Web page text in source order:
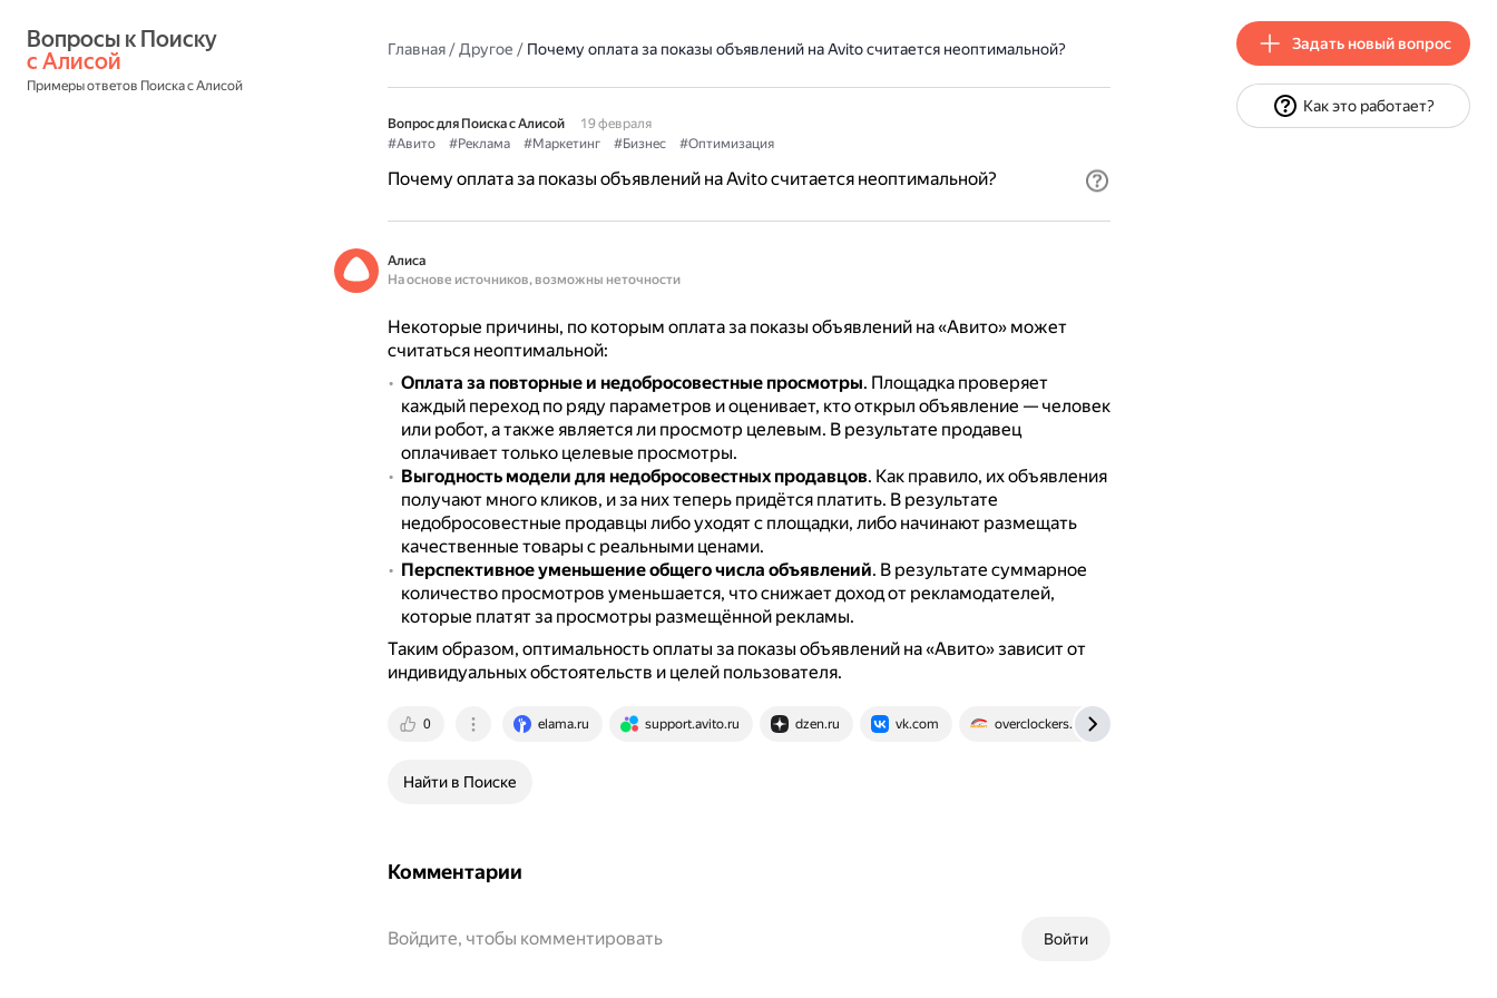
с Алисой
Примеры ответов Поиска с Алисой
Главная/Другое / Почему оплата за показы объявлений на Avito считается неоптимальной?
Вопрос для Поиска с Алисой
19 февраля
#Авито
#Реклама #Маркетинг #Бизнес #Оптимизация
Почему оплата за показы объявлений на Avito считается неоптимальной?
Алиса
На основе источников, возможны неточности
Некоторые причины, по которым оплата за показы объявлений на «Авито» может
считаться неоптимальной:
Оплата за повторные и недобросовестные просмотры. Площадка проверяет
каждый переход по ряду параметров и оценивает, кто открыл объявление — человек
или робот, а также является ли просмотр целевым. В результате продавец
оплачивает только целевые просмотры.
Выгодность модели для недобросовестных продавцов. Как правило, их объявления
получают много кликов, и за них теперь придётся платить. В результате
недобросовестные продавцы либо уходят с площадки, либо начинают размещать
качественные товары с реальными ценами.
Перспективное уменьшение общего числа объявлений. В результате суммарное
количество просмотров уменьшается, что снижает доход от рекламодателей,
которые платят за просмотры размещённой рекламы.
Таким образом, оптимальность оплаты за показы объявлений на «Авито» зависит от
индивидуальных обстоятельств и целей пользователя.
0 elama.ru support.avito.ru dzen.ru vk.com overclockers.ru
Найти в Поиске
Комментарии
Войти
Войдите, чтобы комментировать
Задать новый вопрос
Как это работает?